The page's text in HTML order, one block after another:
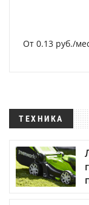
От 0.13 руб./
ТЕХНИКА